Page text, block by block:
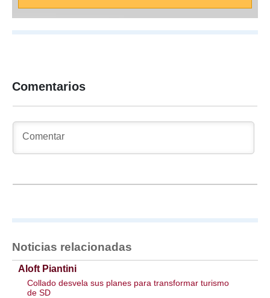
Comentarios
Noticias relacionadas
Aloft Piantini
Collado desvela sus planes para transformar turismo
de SD